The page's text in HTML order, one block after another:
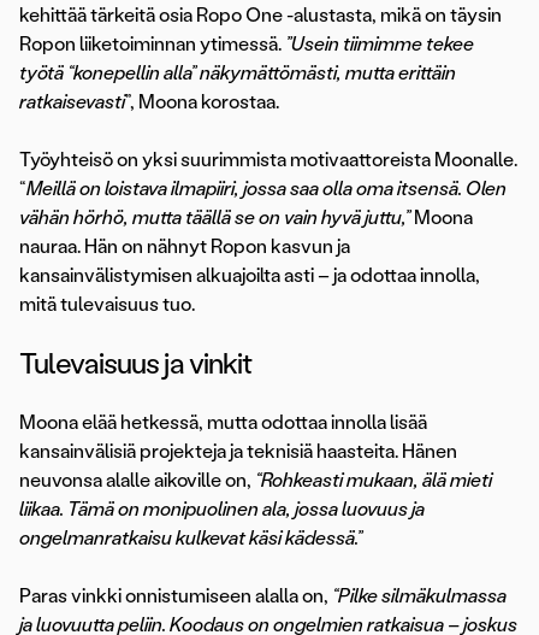
kehittää tärkeitä osia Ropo One -alustasta, mikä on täysin
Ropon liiketoiminnan ytimessä. ”Usein tiimimme tekee
työtä “konepellin alla” näkymättömästi, mutta erittäin
ratkaisevasti”, Moona korostaa.
Työyhteisö on yksi suurimmista motivaattoreista Moonalle.
“Meillä on loistava ilmapiiri, jossa saa olla oma itsensä. Olen
vähän hörhö, mutta täällä se on vain hyvä juttu,”Moona
nauraa. Hän on nähnyt Ropon kasvun ja
kansainvälistymisen alkuajoilta asti – ja odottaa innolla,
mitä tulevaisuus tuo.
Tulevaisuus ja vinkit
Moona elää hetkessä, mutta odottaa innolla lisää
kansainvälisiä projekteja ja teknisiä haasteita. Hänen
neuvonsa alalle aikoville on, “Rohkeasti mukaan, älä mieti
liikaa. Tämä on monipuolinen ala, jossa luovuus ja
ongelmanratkaisu kulkevat käsi kädessä.”
Paras vinkki onnistumiseen alalla on, “Pilke silmäkulmassa
ja luovuutta peliin. Koodaus on ongelmien ratkaisua – joskus